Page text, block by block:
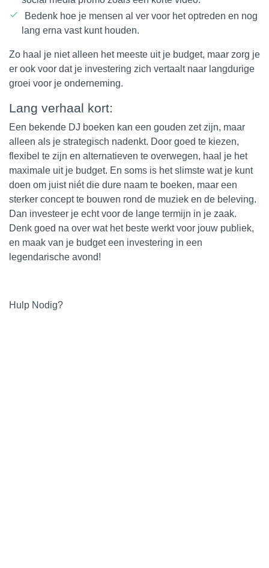
Bedenk hoe je mensen al ver voor het optreden en nog
lang erna vast kunt houden.
Zo haal je niet alleen het meeste uit je budget, maar zorg je
er ook voor dat je investering zich vertaalt naar langdurige
groei voor je onderneming.
Lang verhaal kort:
Een bekende DJ boeken kan een gouden zet zijn, maar
alleen als je strategisch nadenkt. Door goed te kiezen,
flexibel te zijn en alternatieven te overwegen, haal je het
maximale uit je budget. En soms is het slimste wat je kunt
doen om juist niét die dure naam te boeken, maar een
sterker concept te bouwen rond de muziek en de beleving.
Dan investeer je echt voor de lange termijn in je zaak.
Denk goed na over wat het beste werkt voor jouw publiek,
en maak van je budget een investering in een
legendarische avond!
Hulp Nodig?